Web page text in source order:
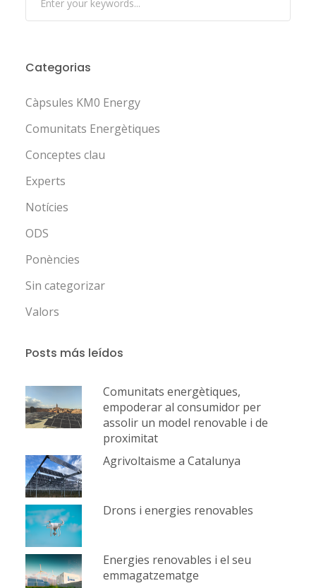
Categorias
Càpsules KM0 Energy
Comunitats Energètiques
Conceptes clau
Experts
Notícies
ODS
Ponències
Sin categorizar
Valors
Posts más leídos
Comunitats energètiques,
empoderar al consumidor per
assolir un model renovable i de
proximitat
Agrivoltaisme a Catalunya
Drons i energies renovables
Energies renovables i el seu
emmagatzematge